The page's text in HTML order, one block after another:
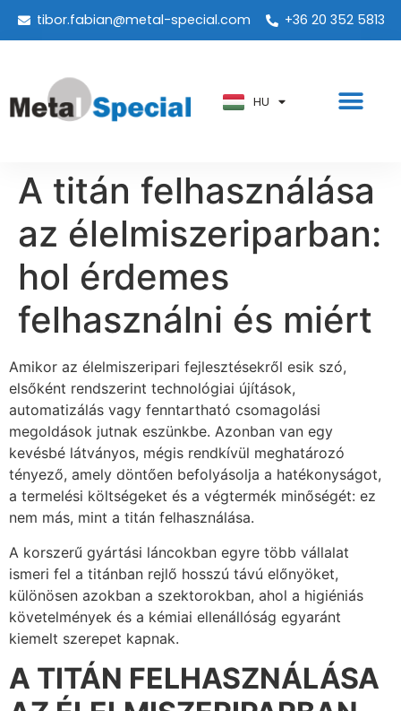
tibor.fabian@metal-special.com +36 20 352 5813
HU
PT
AR
A titán felhasználása
az élelmiszeriparban:
hol érdemes
felhasználni és miért
Amikor az élelmiszeripari fejlesztésekről esik szó,
elsőként rendszerint technológiai újítások,
automatizálás vagy fenntartható csomagolási
megoldások jutnak eszünkbe. Azonban van egy
kevésbé látványos, mégis rendkívül meghatározó
tényező, amely döntően befolyásolja a hatékonyságot,
a termelési költségeket és a végtermék minőségét: ez
nem más, mint a titán felhasználása.
A korszerű gyártási láncokban egyre több vállalat
ismeri fel a titánban rejlő hosszú távú előnyöket,
különösen azokban a szektorokban, ahol a higiéniás
követelmények és a kémiai ellenállóság egyaránt
kiemelt szerepet kapnak.
A TITÁN FELHASZNÁLÁSA